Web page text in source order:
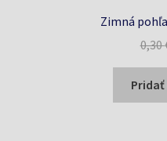
Zimná
0,30